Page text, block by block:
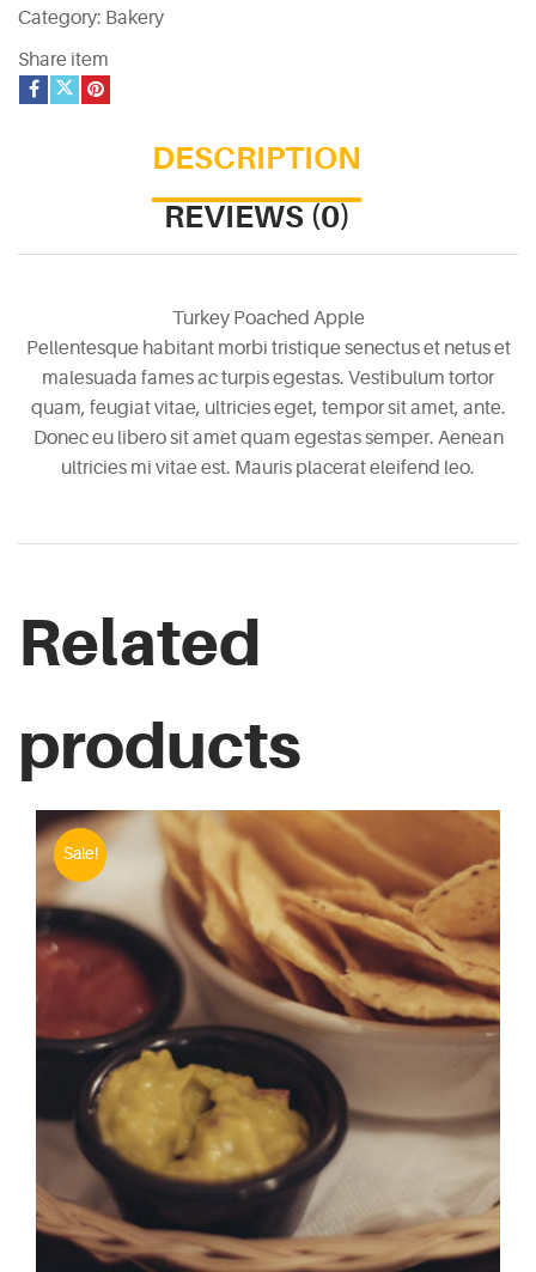
quantity
Category: Bakery
Share item
DESCRIPTION
REVIEWS (0)
Turkey Poached Apple
Pellentesque habitant morbi tristique senectus et netus et
malesuada fames ac turpis egestas. Vestibulum tortor
quam, feugiat vitae, ultricies eget, tempor sit amet, ante.
Donec eu libero sit amet quam egestas semper. Aenean
ultricies mi vitae est. Mauris placerat eleifend leo.
Related
products
Sale!